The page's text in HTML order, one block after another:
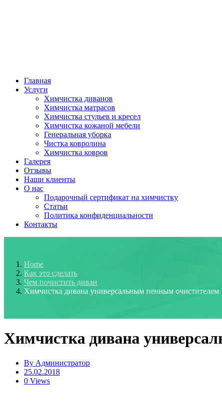
Главная
Услуги
Химчистка диванов
Химчистка матрасов
Химчистка стульев и кресел
Химчистка кожаной мебели
Генеральная уборка
Чистка ковролина
Химчистка ковров
Галерея
Отзывы
Наши клиенты
О нас
Подарочный сертификат на химчистку
Статьи
Политика конфиденциальности
Контакты
Home
Как это сделать
Чем почистить диван
Химчистка дивана универсальным пенным очистителем
Химчистка дивана
By Администратор
25.02.2018
0 Views